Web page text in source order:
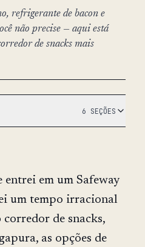
refrigerante de bacon e
não precise — aqui está
de snacks mais
6 SEÇÕES
entrei em um Safeway
um tempo irracional
de snacks,
as opções de